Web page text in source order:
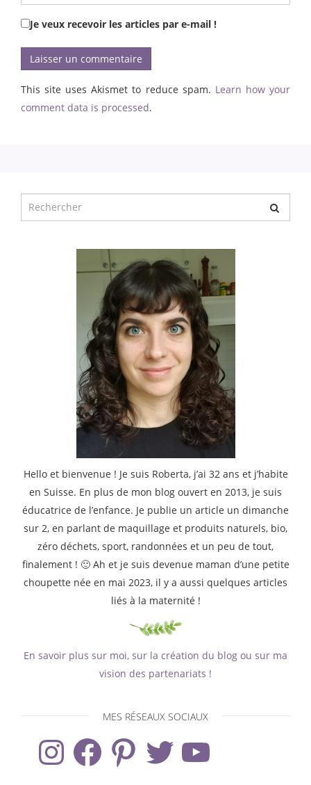
Je veux recevoir les articles par e-mail !
This site uses Akismet to reduce spam. Learn how your
comment data is processed.
pour
:
Hello et bienvenue ! Je suis Roberta, j’ai 32 ans et j’habite
en Suisse. En plus de mon blog ouvert en 2013, je suis
éducatrice de l’enfance. Je publie un article un dimanche
sur 2, en parlant de maquillage et produits naturels, bio,
zéro déchets, sport, randonnées et un peu de tout,
finalement ! 🙂 Ah et je suis devenue maman d’une petite
choupette née en mai 2023, il y a aussi quelques articles
liés à la maternité !
En savoir plus sur moi, sur la création du blog ou sur ma
vision des partenariats !
MES RÉSEAUX SOCIAUX
InstagramFacebook PinterestTwitter YouTube